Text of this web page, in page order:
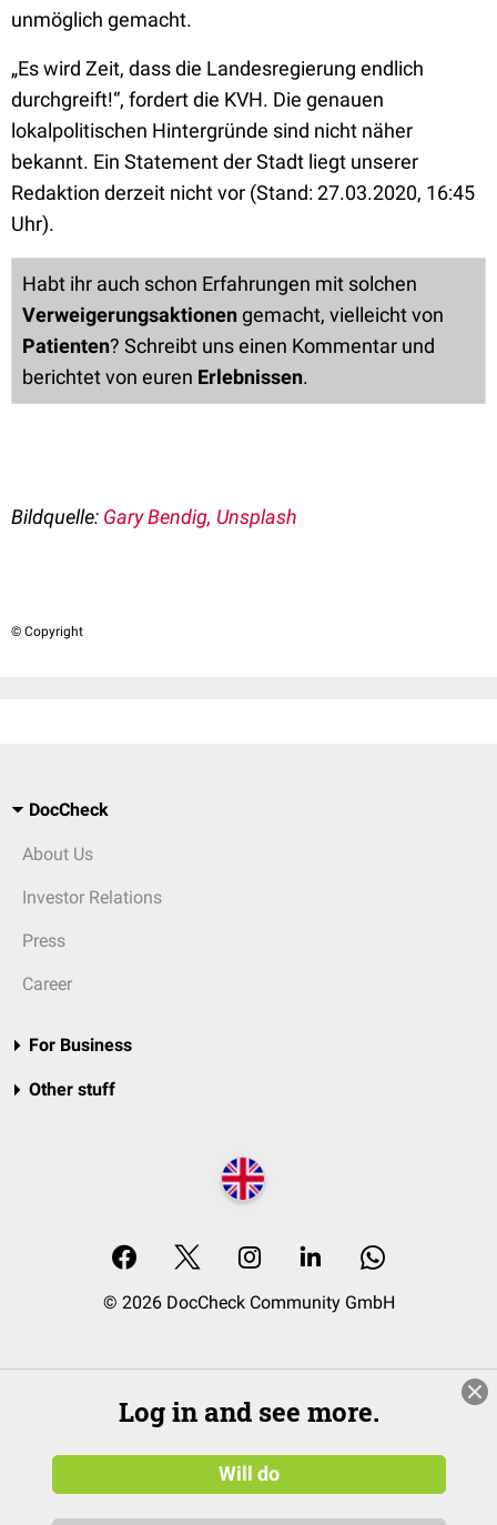
unmöglich gemacht.
„Es wird Zeit, dass die Landesregierung endlich
durchgreift!“, fordert die KVH. Die genauen
lokalpolitischen Hintergründe sind nicht näher
bekannt. Ein Statement der Stadt liegt unserer
Redaktion derzeit nicht vor (Stand: 27.03.2020, 16:45
Uhr).
Habt ihr auch schon Erfahrungen mit solchen
Verweigerungsaktionengemacht, vielleicht von
Patienten? Schreibt uns einen Kommentar und
berichtet von euren Erlebnissen.
Bildquelle: Gary Bendig, Unsplash
© Copyright
DocCheck
About Us
Investor Relations
Press
Career
For Business
Other stuff
© 2026 DocCheck Community GmbH
Log in and see more.
Will do